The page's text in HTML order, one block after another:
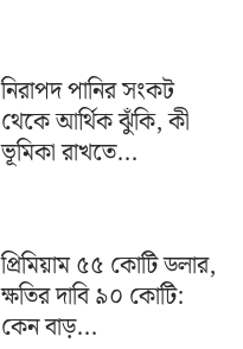
নিরাপদ পানির সংকট
থেকে আর্থিক ঝুঁকি, কী
ভূমিকা রাখতে...
প্রিমিয়াম ৫৫ কোটি ডলার,
ক্ষতির দাবি ৯০ কোটি:
কেন বাড়...